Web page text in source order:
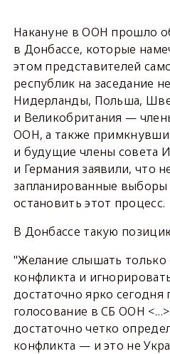
Накануне в ООН прошло
в Донбассе, которые
этом представителей
республик на заседание
Нидерланды, Польша,
и Великобритания —
ООН, а также
и будущие члены совета
и Германия заявили, что
запланированные
остановить этот процесс.
В Донбассе такую
"Желание слышать только
конфликта и
достаточно ярко
голосование в СБ ООН
достаточно четко
конфликта — и это не